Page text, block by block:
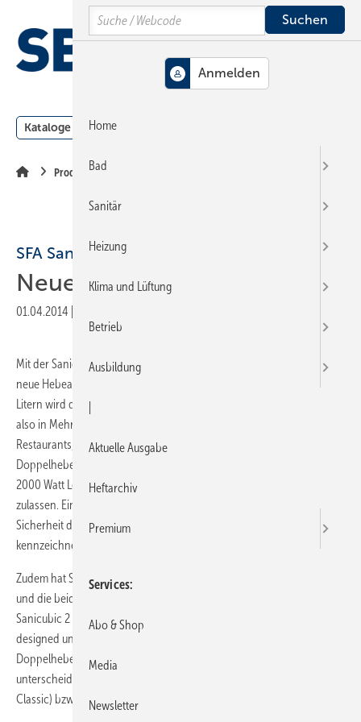
Hauptinhalt
Hauptmenü
SiteSearch
Kataloge Meldungen
Produkte
SFA Sanibroy
Neue XL-Hebeanlage
01.04.2014
Mit der Sanicubic 2 XL hat SFA Sanibroy auf der SHK in Essen eine
neue Hebeanlage vorgestellt. Die Anlage mit einem Tankinhalt von 120
Litern wird da eingesetzt, wo viel Ab­wasser entsorgt werden muss;
also in Mehrfamilienhäusern, in gewerblichen Bauten wie Schulen,
Restaurants, Industriebetrieben, Ladengeschäften, Hotels etc. Die
Doppelhebeanlage verfügt über zwei Freistromradpumpen, mit jeweils
2000 Watt Leistung, dies soll ein Fördervolumen von bis zu 50 m³/h
zulassen. Einfache Steuerung durch externes Bedienfeld und
Sicherheit durch das Kabel­alarm-Modul sind laut Anbieter weitere
kennzeichnende Merkmale der Anlage.
Zudem hat SFA Sanibroy die einmotorige Hebeanlage Sanicubic 1 WP
und die beiden automatisch arbeitenden Doppelhebeanlagen
Sanicubic 2 Classic und Sanicubic 2 Pro technisch überarbeitet, neu
designed und überflutungssicher konstruiert. Beide
Doppelhebeanlagen besitzen ein externes Bedienfeld und
unterscheiden sich nur durch das Kabelalarm-Modul (bei Sanicubic 2
Classic) bzw. durch einen Funkalarmmelder (bei Sanicubic 2 Pro).
Search
Home
Bad
Sanitär
Heizung
Klima und Lüftung
Betrieb
Ausbildung
Aktuelle Ausgabe
Heftarchiv
Premium
Services
Abo & Shop
Media
Newsletter